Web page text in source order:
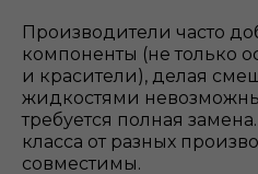
Производители часто
компоненты (не только
и красители), делая
жидкостями
требуется полная
класса от разных
совместимы.